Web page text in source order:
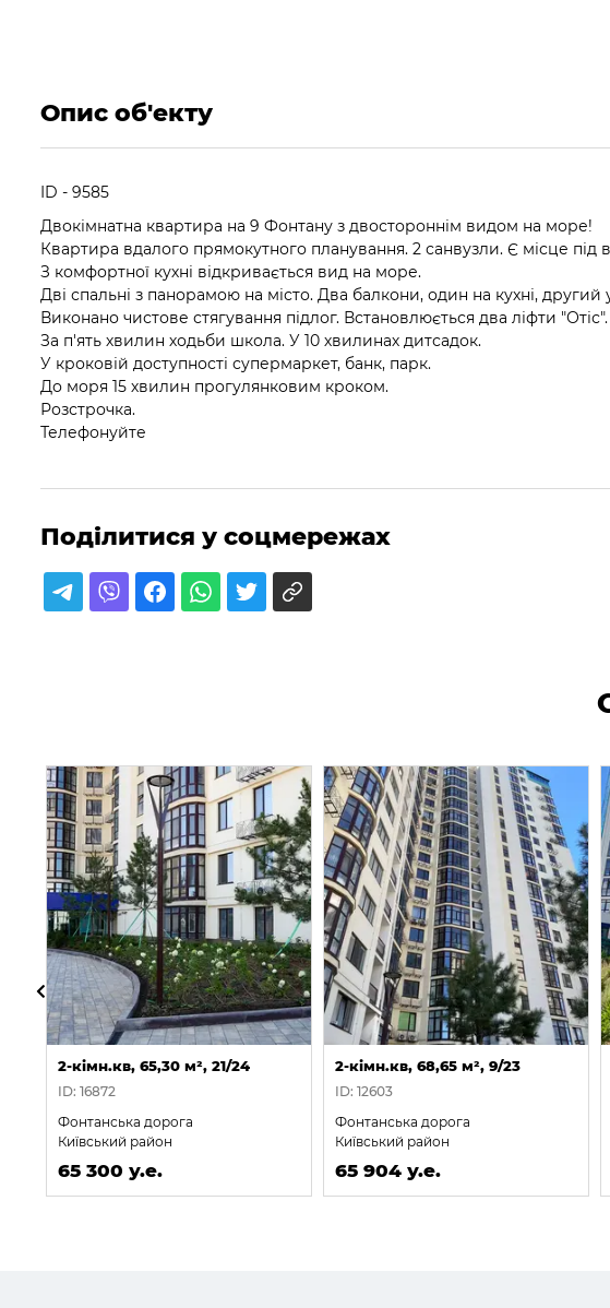
Опис об'екту
ID - 9585
Двокімнатна квартира на 9 Фонтану з двостороннім видом на море!
Квартира вдалого прямокутного планування. 2 санвузли. Є місце
З комфортної кухні відкривається вид на море.
Дві спальні з панорамою на місто. Два балкони, один на кухні,
Виконано чистове стягування підлог. Встановлюється два ліфти
За п'ять хвилин ходьби школа. У 10 хвилинах дитсадок.
У кроковій доступності супермаркет, банк, парк.
До моря 15 хвилин прогулянковим кроком.
Розстрочка.
Телефонуйте
Поділитися у соцмережах
2-кімн.кв, 65,30 м², 21/24
ID: 16872
Фонтанська дорога
Київський район
65 300 у.е.
2-кімн.кв, 68,65 м², 9/23
ID: 12603
Фонтанська дорога
Київський район
65 904 у.е.